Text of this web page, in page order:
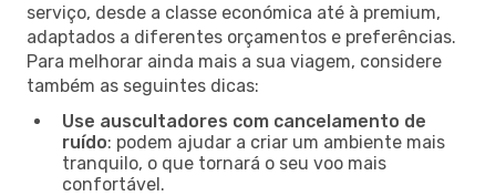
serviço, desde a classe económica até à premium,
adaptados a diferentes orçamentos e preferências.
Para melhorar ainda mais a sua viagem, considere
também as seguintes dicas:
Use auscultadores com cancelamento de
ruído: podem ajudar a criar um ambiente mais
tranquilo, o que tornará o seu voo mais
confortável.